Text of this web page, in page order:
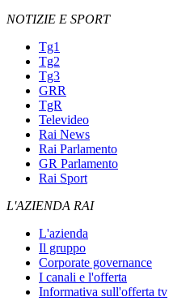
NOTIZIE E SPORT
Tg1
Tg2
Tg3
GRR
TgR
Televideo
Rai News
Rai Parlamento
GR Parlamento
Rai Sport
L'AZIENDA RAI
L'azienda
Il gruppo
Corporate governance
I canali e l'offerta
Informativa sull'offerta tv